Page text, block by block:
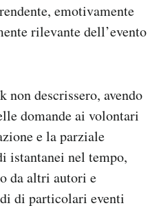
emotivamente
rilevante dell’evento
descrissero, avendo
domande ai volontari
e la parziale
istantanei nel tempo,
da altri autori e
di particolari eventi